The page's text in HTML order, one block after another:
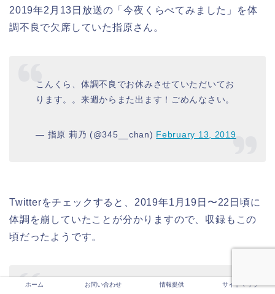
2019年2月13日放送の「今夜くらべてみました」を体
調不良で欠席していた指原さん。
こんくら、体調不良でお休みさせていただいてお
ります。。来週からまた出ます！ごめんなさい。
— 指原 莉乃 (@345__chan) February 13, 2019
Twitterをチェックすると、2019年1月19日〜22日頃に
体調を崩していたことが分かりますので、収録もこの
頃だったようです。
ホーム お問い合わせ 情報提供 サイトマップ